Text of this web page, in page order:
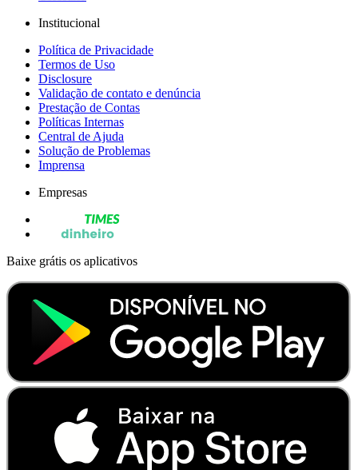
Institucional
Política de Privacidade
Termos de Uso
Disclosure
Validação de contato e denúncia
Prestação de Contas
Políticas Internas
Central de Ajuda
Solução de Problemas
Imprensa
Empresas
Baixe grátis os aplicativos